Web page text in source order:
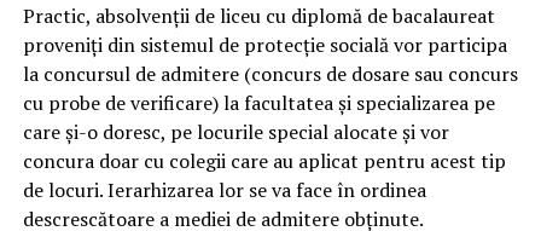
Practic, absolvenții de liceu cu diplomă de bacalaureat
proveniți din sistemul de protecție socială vor participa
la concursul de admitere (concurs de dosare sau concurs
cu probe de verificare) la facultatea și specializarea pe
care și-o doresc, pe locurile special alocate și vor
concura doar cu colegii care au aplicat pentru acest tip
de locuri. Ierarhizarea lor se va face în ordinea
descrescătoare a mediei de admitere obținute.